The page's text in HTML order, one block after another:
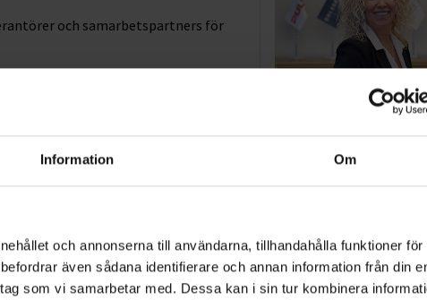
Information Om
och annonserna till användarna, tillhandahålla funktioner för
även sådana identifierare och annan information från din
som vi samarbetar med. Dessa kan i sin tur kombinera
och samarbetspartners för
KUNDTJÄNST
010-45 00 200​